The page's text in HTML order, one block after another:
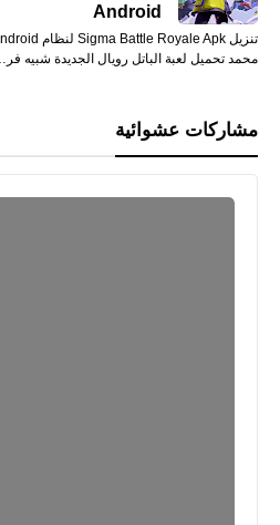
Android
محمد تحميل لعبة الباتل رويال الجديدة شبيه فر…
مشاركات عشوائية